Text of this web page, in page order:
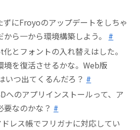
ずにFroyoのアップデートをしちゃ
ら一から環境構築しよう。 #
とフォントの入れ替えはした。
境を復活させるかな。Web版
つ出てくるんだろ？ #
へのアプリインストールって、ア
要なのかな？ #
レス帳でフリガナに対応してい